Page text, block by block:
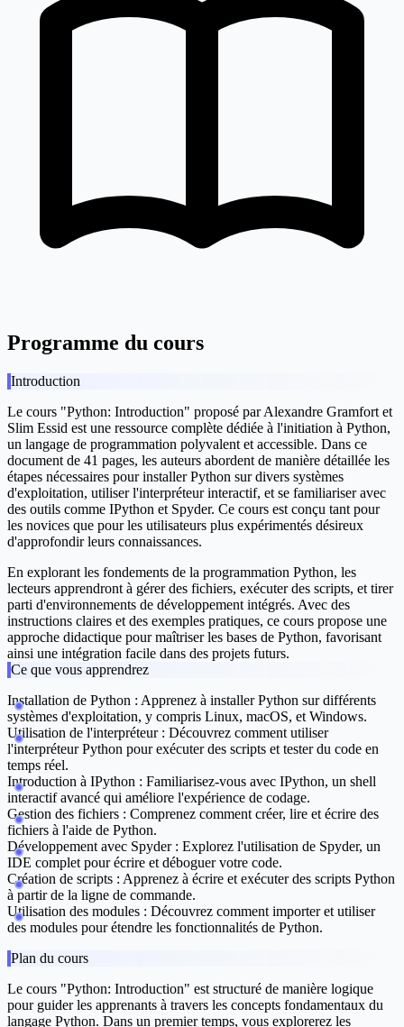
Programme du cours
Introduction
Le cours "Python: Introduction" proposé par Alexandre Gramfort et
Slim Essid est une ressource complète dédiée à l'initiation à Python,
un langage de programmation polyvalent et accessible. Dans ce
document de 41 pages, les auteurs abordent de manière détaillée les
étapes nécessaires pour installer Python sur divers systèmes
d'exploitation, utiliser l'interpréteur interactif, et se familiariser avec
des outils comme IPython et Spyder. Ce cours est conçu tant pour
les novices que pour les utilisateurs plus expérimentés désireux
d'approfondir leurs connaissances.
En explorant les fondements de la programmation Python, les
lecteurs apprendront à gérer des fichiers, exécuter des scripts, et tirer
parti d'environnements de développement intégrés. Avec des
instructions claires et des exemples pratiques, ce cours propose une
approche didactique pour maîtriser les bases de Python, favorisant
ainsi une intégration facile dans des projets futurs.
Ce que vous apprendrez
Installation de Python : Apprenez à installer Python sur différents
systèmes d'exploitation, y compris Linux, macOS, et Windows.
Utilisation de l'interpréteur: Découvrez comment utiliser
l'interpréteur Python pour exécuter des scripts et tester du code en
temps réel.
Introduction à IPython : Familiarisez-vous avec IPython, un shell
interactif avancé qui améliore l'expérience de codage.
Gestion des fichiers : Comprenez comment créer, lire et écrire des
fichiers à l'aide de Python.
Développement avec Spyder: Explorez l'utilisation de Spyder, un
IDE complet pour écrire et déboguer votre code.
Création de scripts : Apprenez à écrire et exécuter des scripts Python
à partir de la ligne de commande.
Utilisation des modules : Découvrez comment importer et utiliser
des modules pour étendre les fonctionnalités de Python.
Plan du cours
Le cours "Python: Introduction" est structuré de manière logique
pour guider les apprenants à travers les concepts fondamentaux du
langage Python. Dans un premier temps, vous explorerez les